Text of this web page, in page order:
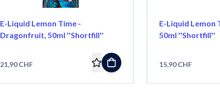
E-Liquid Lemon Time -
Dragonfruit, 50ml ''Shortfill''
21,90 CHF
E-Liquid Lemon
50ml ''Shortfill''
15,90 CHF